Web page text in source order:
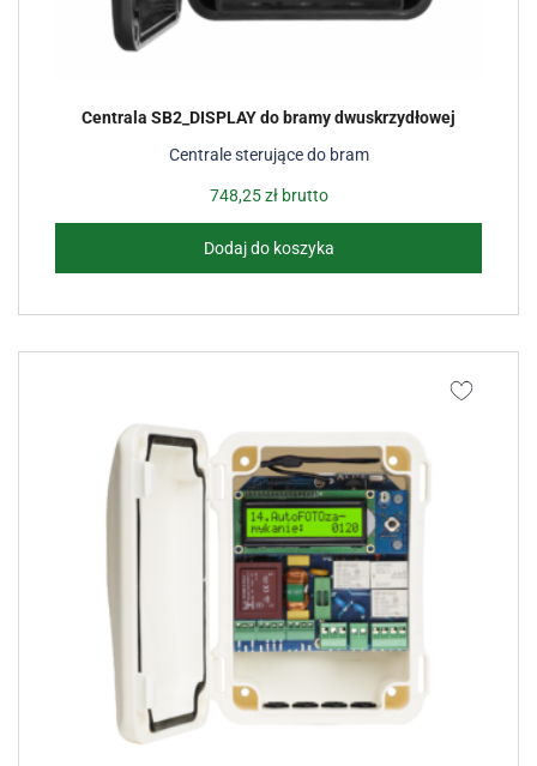
Centrale sterujące do bram
Centrala SB2_DISPLAY do bramy dwuskrzydłowej
748,25złbrutto
Dodaj do koszyka